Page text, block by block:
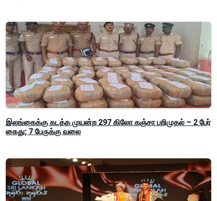
இலங்கைக்கு கடத்த முயன்ற 297 கிலோ கஞ்சா பறிமுதல் – 2 பேர்
கைது; 7 பேருக்கு வலை